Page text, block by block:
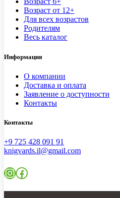
Возраст от 12+
Для всех возрастов
Родителям
Весь каталог
Информация
О компании
Доставка и оплата
Заявление о доступности
Контакты
Контакты
+9 725 428 091 91
knigvards.il@gmail.com